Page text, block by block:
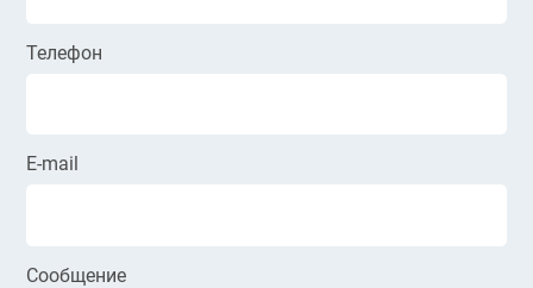
Телефон
E-mail
Сообщение